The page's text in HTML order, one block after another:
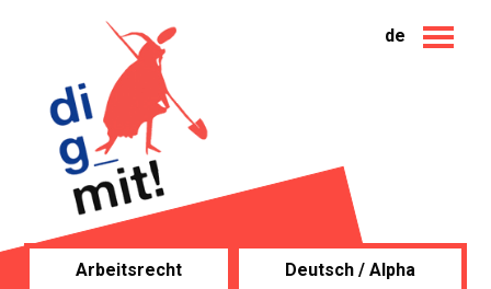
de
Arbeitsrecht Deutsch / Alpha